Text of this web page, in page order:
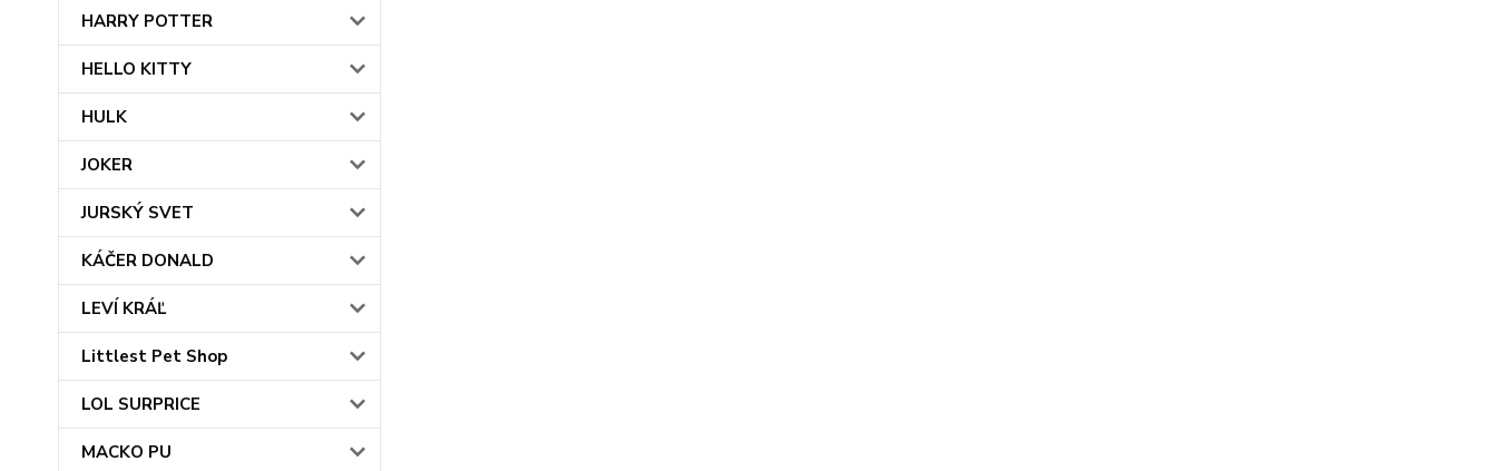
HARRY POTTER
HELLO KITTY
HULK
JOKER
JURSKÝ SVET
KÁČER DONALD
LEVÍ KRÁĽ
Littlest Pet Shop
LOL SURPRICE
MACKO PU